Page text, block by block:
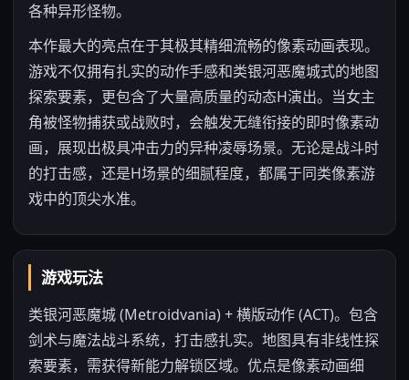
各种异形怪物。
本作最大的亮点在于其极其精细流畅的像素动画表现。
游戏不仅拥有扎实的动作手感和类银河恶魔城式的地图
探索要素，更包含了大量高质量的动态H演出。当女主
角被怪物捕获或战败时，会触发无缝衔接的即时像素动
画，展现出极具冲击力的异种凌辱场景。无论是战斗时
的打击感，还是H场景的细腻程度，都属于同类像素游
戏中的顶尖水准。
游戏玩法
类银河恶魔城 (Metroidvania) + 横版动作 (ACT)。包含
剑术与魔法战斗系统，打击感扎实。地图具有非线性探
索要素，需获得新能力解锁区域。优点是像素动画细